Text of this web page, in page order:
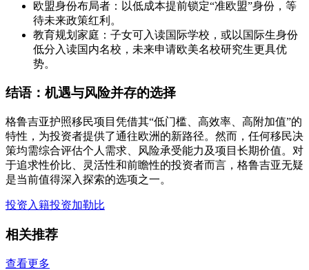
欧盟身份布局者：以低成本提前锁定“准欧盟”身份，等
待未来政策红利。
教育规划家庭：子女可入读国际学校，或以国际生身份
低分入读国内名校，未来申请欧美名校研究生更具优
势。
结语：机遇与风险并存的选择
格鲁吉亚护照移民项目凭借其“低门槛、高效率、高附加值”的
特性，为投资者提供了通往欧洲的新路径。然而，任何移民决
策均需综合评估个人需求、风险承受能力及项目长期价值。对
于追求性价比、灵活性和前瞻性的投资者而言，格鲁吉亚无疑
是当前值得深入探索的选项之一。
投资入籍投资加勒比
相关推荐
查看更多